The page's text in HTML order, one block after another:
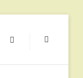
FACEBOOK